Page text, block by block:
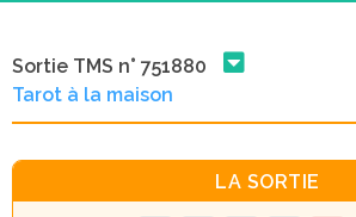
Sortie TMS n° 751880
Tarot à la maison
LA SORTIE